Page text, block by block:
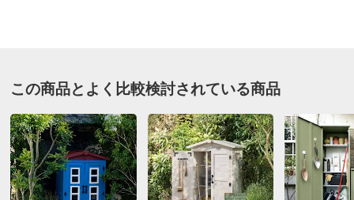
価格 ¥39,900税込 ¥36,273 税抜
送料・送料種
別
基本配送料：¥2,500
※商品1個につき、上記配送料金となります。
※沖縄は地域配送料 ¥2,200 がかかります
組み立て 組立て時間の目安： 大人2人で40分以内
※組み立て途中や一度組み立てした商品の返品はご遠慮
ホワイトウォッシュ
大阪府
イメージ通り、めちゃくちゃ可愛いです！
この商品とよく比較検討されている商品